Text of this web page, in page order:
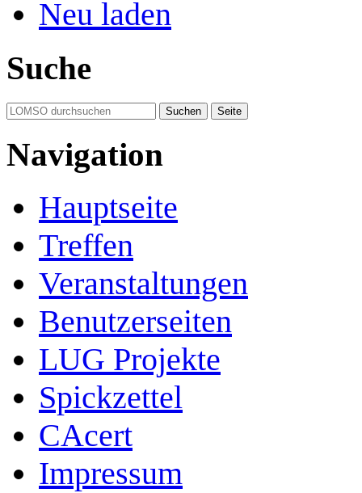
Neu laden
Suche
Navigation
Hauptseite
Treffen
Veranstaltungen
Benutzerseiten
LUG Projekte
Spickzettel
CAcert
Impressum